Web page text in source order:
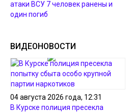
атаки ВСУ 7 человек ранены и
один погиб
ВИДЕОНОВОСТИ
04 августа 2026 года, 12:31
В Курске полиция пресекла